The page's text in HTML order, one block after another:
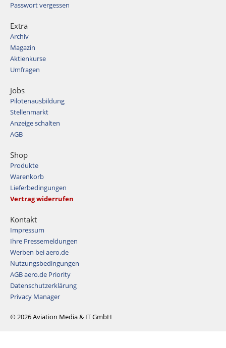
Passwort vergessen
Extra
Archiv
Magazin
Aktienkurse
Umfragen
Jobs
Pilotenausbildung
Stellenmarkt
Anzeige schalten
AGB
Shop
Produkte
Warenkorb
Lieferbedingungen
Vertrag widerrufen
Kontakt
Impressum
Ihre Pressemeldungen
Werben bei aero.de
Nutzungsbedingungen
AGB aero.de Priority
Datenschutzerklärung
Privacy Manager
© 2026 Aviation Media & IT GmbH